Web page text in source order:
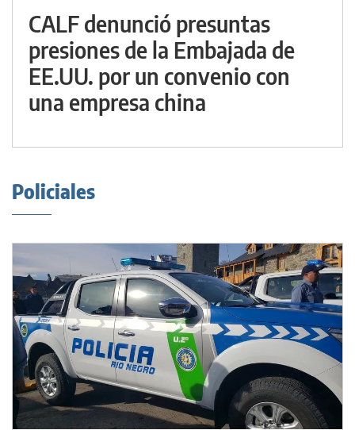
CALF denunció presuntas
presiones de la Embajada de
EE.UU. por un convenio con
una empresa china
Policiales